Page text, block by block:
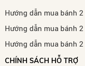
Hướng dẫn mua bánh 2
Hướng dẫn mua bánh 2
Hướng dẫn mua bánh 2
CHÍNH SÁCH HỖ TRỢ